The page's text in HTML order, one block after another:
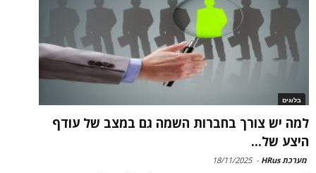
בלוגים
למה יש צורך בחברות השמה גם במצב של עודף
היצע של...
מערכת HRus -
18/11/2025